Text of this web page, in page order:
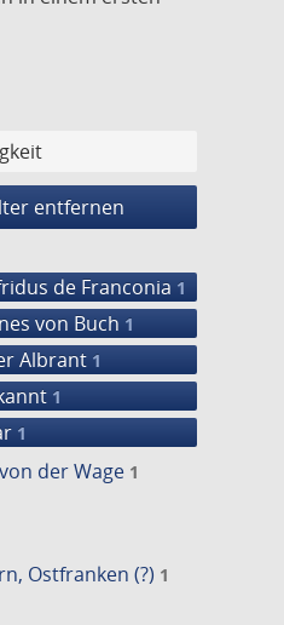
entfernen
de Franconia 1
von Buch 1
Albrant 1
1
1
der Wage 1
Ostfranken (?) 1